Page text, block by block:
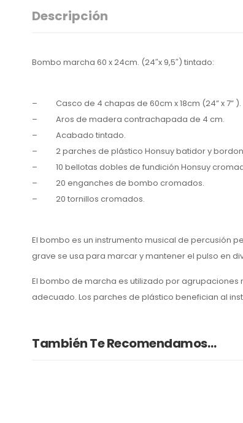
Descripción
Bombo marcha 60 x 24cm. (24″x 9,5″) tintado:
– Casco de 4 chapas de 60cm x 18cm (24” x 7” ).
– Aros de madera contrachapada de 4 cm.
– Acabado tintado.
– 2 parches de plástico Honsuy batidor y
– 10 bellotas dobles de fundición Honsuy
– 20 enganches de bombo cromados.
– 20 tornillos cromados.
El bombo es un instrumento musical de percusión
grave se usa para marcar y mantener el pulso en
El bombo de marcha es utilizado por
adecuado. Los parches de plástico benefician al
También Te Recomendamos…